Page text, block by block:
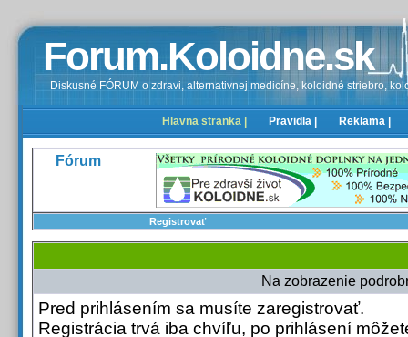
Forum.Koloidne.sk
Diskusné FÓRUM o zdravi, alternativnej medicíne, koloidné striebro,
Hlavna stranka | Pravidla | Reklama |
Fórum
Registrovať
Na zobrazenie
Pred prihlásením sa musíte zaregistrovať.
Registrácia trvá iba chvíľu, po prihlásení